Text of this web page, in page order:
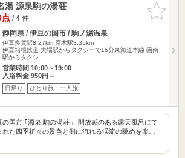
お気に入
りに追加
湯 源泉駒の湯荘
点/ 4 件
静岡県 / 伊豆の国市 / 駒ノ湯温泉
伊豆多賀駅8.27km 原木駅3.35km
伊豆箱根鉄道 大場駅からタクシーで15分東海道本線 函南
駅からタクシ…
営業時間 10:00～19:00
入浴料金 950円～
日帰り ひとり旅・一人旅
の国市 ｢源泉 駒の湯荘」 開放感のある露天風呂にて
れた四季折々の景色と側に流れる渓流の眺めを楽…